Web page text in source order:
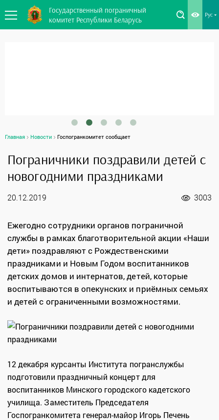
Государственный пограничный
комитет Республики Беларусь
Рус
Главная Новости Госпогранкомитет сообщает
Пограничники поздравили детей с
новогодними праздниками
20.12.2019 3003
Ежегодно сотрудники органов пограничной
службы в рамках благотворительной акции «Наши
дети» поздравляют с Рождественскими
праздниками и Новым Годом воспитанников
детских домов и интернатов, детей, которые
воспитываются в опекунских и приёмных семьях
и детей с ограниченными возможностями.
12 декабря курсанты Института погранслужбы
подготовили праздничный концерт для
воспитанников Минского городского кадетского
училища. Заместитель Председателя
Госпогранкомитета генерал-майор Игорь Печень